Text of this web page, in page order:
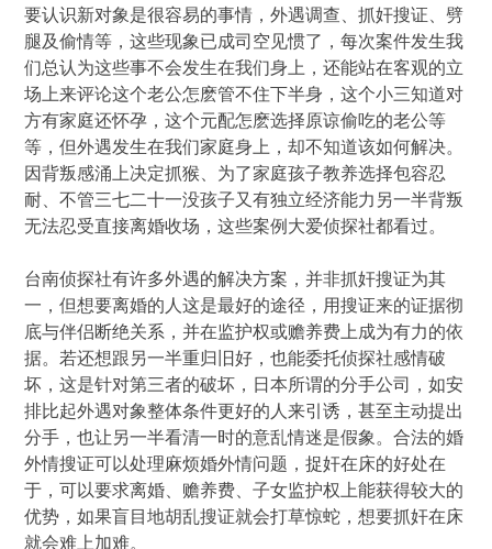
要认识新对象是很容易的事情，外遇调查、抓奸搜证、劈
腿及偷情等，这些现象已成司空见惯了，每次案件发生我
们总认为这些事不会发生在我们身上，还能站在客观的立
场上来评论这个老公怎麽管不住下半身，这个小三知道对
方有家庭还怀孕，这个元配怎麽选择原谅偷吃的老公等
等，但外遇发生在我们家庭身上，却不知道该如何解决。
因背叛感涌上决定抓猴、为了家庭孩子教养选择包容忍
耐、不管三七二十一没孩子又有独立经济能力另一半背叛
无法忍受直接离婚收场，这些案例大爱侦探社都看过。
台南侦探社有许多外遇的解决方案，并非抓奸搜证为其
一，但想要离婚的人这是最好的途径，用搜证来的证据彻
底与伴侣断绝关系，并在监护权或赡养费上成为有力的依
据。若还想跟另一半重归旧好，也能委托侦探社感情破
坏，这是针对第三者的破坏，日本所谓的分手公司，如安
排比起外遇对象整体条件更好的人来引诱，甚至主动提出
分手，也让另一半看清一时的意乱情迷是假象。合法的婚
外情搜证可以处理麻烦婚外情问题，捉奸在床的好处在
于，可以要求离婚、赡养费、子女监护权上能获得较大的
优势，如果盲目地胡乱搜证就会打草惊蛇，想要抓奸在床
就会难上加难。